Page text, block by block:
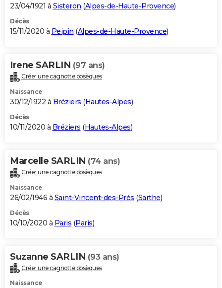
23/04/1921 à Sisteron (Alpes-de-Haute-Provence)
Décès
15/11/2020 à Peipin (Alpes-de-Haute-Provence)
Irene SARLIN (97 ans)
Créer une cagnotte obsèques
Naissance
30/12/1922 à Bréziers (Hautes-Alpes)
Décès
10/11/2020 à Bréziers (Hautes-Alpes)
Marcelle SARLIN (74 ans)
Créer une cagnotte obsèques
Naissance
26/02/1946 à Saint-Vincent-des-Prés (Sarthe)
Décès
10/10/2020 à Paris (Paris)
Suzanne SARLIN (93 ans)
Créer une cagnotte obsèques
Naissance